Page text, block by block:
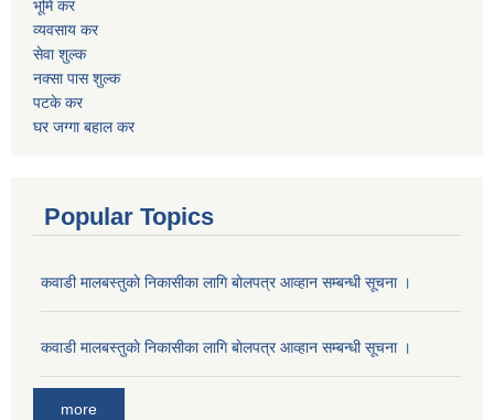
भूमि कर
व्यवसाय कर
सेवा शुल्क
नक्सा पास शुल्क
पटके कर
घर जग्गा बहाल कर
Popular Topics
कवाडी मालबस्तुकाे निकासीका लागि बाेलपत्र आव्हान सम्बन्धी सूचना ।
कवाडी मालबस्तुकाे निकासीका लागि बाेलपत्र आव्हान सम्बन्धी सूचना ।
more